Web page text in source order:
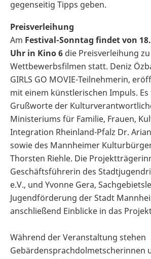
gegenseitig Tipps geben.
Preisverleihung
Am Festival-Sonntag findet von
Uhr in Kino 6 die Preisverleihung
Wettbewerbsfilmen statt. Deniz
GIRLS GO MOVIE-Teilnehmerin,
mit einem künstlerischen Impuls.
Grußworte der
Ministeriums für Familie, Frauen,
Integration Rheinland-Pfalz Dr.
sowie des Mannheimer
Thorsten Riehle. Die
Geschäftsführerin des
e.V., und Yvonne Gera,
Jugendförderung der Stadt
anschließend Einblicke in das
Während der Veranstaltung stehen
Gebärdensprachdolmetscherinnen